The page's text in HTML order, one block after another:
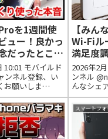
を1週間使
ュー！良かっ
だったとこ
から乗り換
【アイフォ
10:01 モバイルド
ンネル登録、い
お願いしま
iPhone 14 Proを
使用感レビュー
！！😊2022年9月
12件 返信...
【みん
Wi-Fiル
満足度
2026年2
ンネル
んなシェ
使おうと
レスに対
てアクセ
いなも
とかでも
スマートフォ